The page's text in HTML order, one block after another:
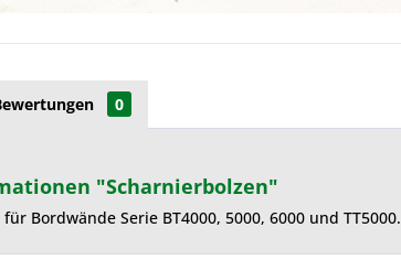
0
"Scharnierbolzen"
Bordwände Serie BT4000, 5000, 6000 und TT5000.